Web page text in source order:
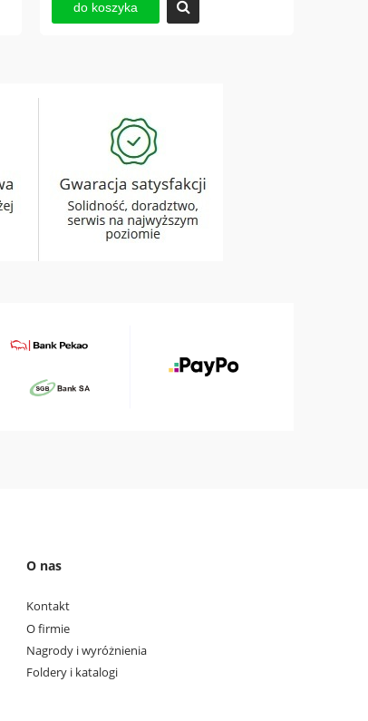
do koszyka
O nas
Kontakt
O firmie
Nagrody i wyróżnienia
Foldery i katalogi